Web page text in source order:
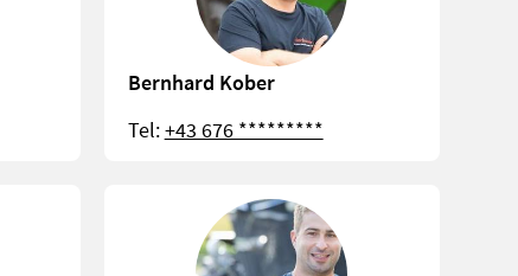
Bernhard Kober
Tel:+43 676 *********